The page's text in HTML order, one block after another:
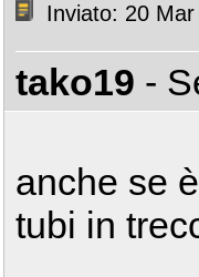
Inviato: 20
tako19 -
anche se
tubi in